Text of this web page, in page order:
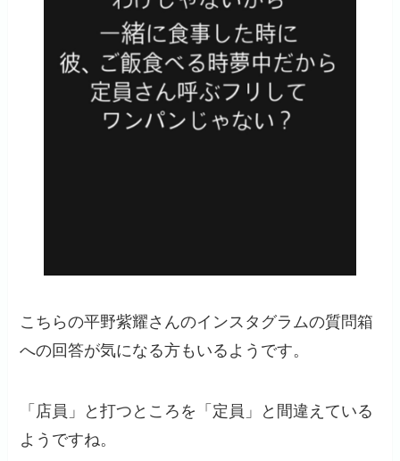
こちらの平野紫耀さんのインスタグラムの質問箱
への回答が気になる方もいるようです。
「店員」と打つところを「定員」と間違えている
ようですね。